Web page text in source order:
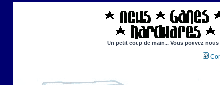
Un petit coup de main... Vous pouvez